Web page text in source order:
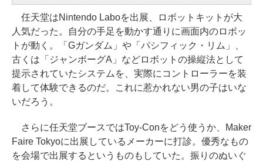
任天堂はNintendo Laboを出展、ロボットキットが大
人気だった。自分の手足を動かす通りに画面内のロボッ
トが動く。「Gガンダム」や「パシフィック・リム」、
古くは「ジャンボーグA」などロボットの操縦法として
提示されていたシステムを、実際にコントローラーを装
着して体験できるのだ。これに惹かれない男の子はいな
いだろう。
さらに任天堂ブースではToy-Conをどう使うか、Maker
Faire Tokyoに出展しているメーカーに打診。優秀なもの
を会場で出展するというものもしていた。振りのぬいぐ